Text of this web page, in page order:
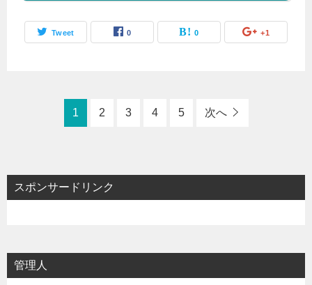
Tweet 0 0 +1
1 2 3 4 5 次へ
スポンサードリンク
管理人